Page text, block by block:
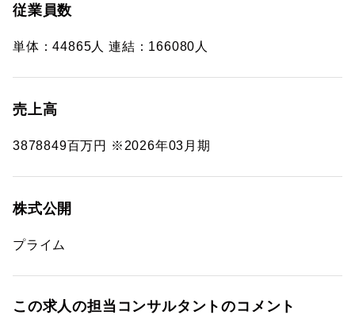
従業員数
単体：44865人 連結：166080人
売上高
3878849百万円 ※2026年03月期
株式公開
プライム
この求人の担当コンサルタントのコメント